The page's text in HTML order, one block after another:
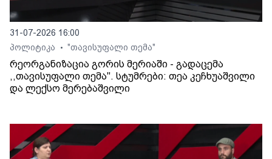
31-07-2026 16:00
პოლიტიკა
• "თავისუფალი თემა"
რეორგანიზაცია გორის მერიაში - გადაცემა
,,თავისუფალი თემა". სტუმრები: თეა კეჩხუაშვილი
და ლექსო მერებაშვილი